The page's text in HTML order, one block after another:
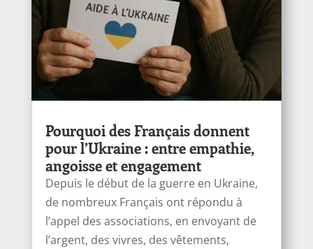
Pourquoi des Français donnent
pour l’Ukraine : entre empathie,
angoisse et engagement
Depuis le début de la guerre en Ukraine,
de nombreux Français ont répondu à
l’appel des associations, en envoyant de
l’argent, des vivres, des vêtements,